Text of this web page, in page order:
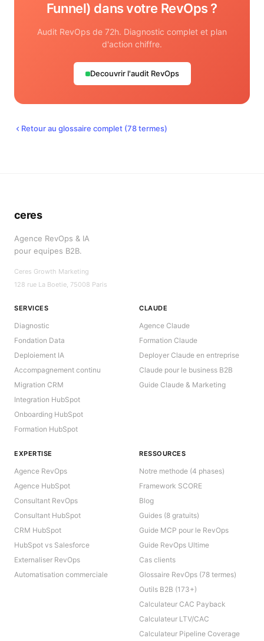
Funnel) dans votre RevOps ?
Audit RevOps de 72h. Diagnostic complet et plan
d'action chiffre.
Decouvrir l'audit RevOps
Retour au glossaire complet (78termes)
ceres
Agence RevOps & IA
pour equipes B2B.
Ceres Growth Marketing
128 rue La Boetie, 75008 Paris
SERVICES
Diagnostic
Fondation Data
Deploiement IA
Accompagnement continu
Migration CRM
Integration HubSpot
Onboarding HubSpot
Formation HubSpot
CLAUDE
Agence Claude
Formation Claude
Deployer Claude en entreprise
Claude pour le business B2B
Guide Claude & Marketing
EXPERTISE
Agence RevOps
Agence HubSpot
Consultant RevOps
Consultant HubSpot
CRM HubSpot
HubSpot vs Salesforce
Externaliser RevOps
Automatisation commerciale
RESSOURCES
Notre methode (4 phases)
Framework SCORE
Blog
Guides (8 gratuits)
Guide MCP pour le RevOps
Guide RevOps Ultime
Cas clients
Glossaire RevOps (78 termes)
Outils B2B (173+)
Calculateur CAC Payback
Calculateur LTV/CAC
Calculateur Pipeline Coverage